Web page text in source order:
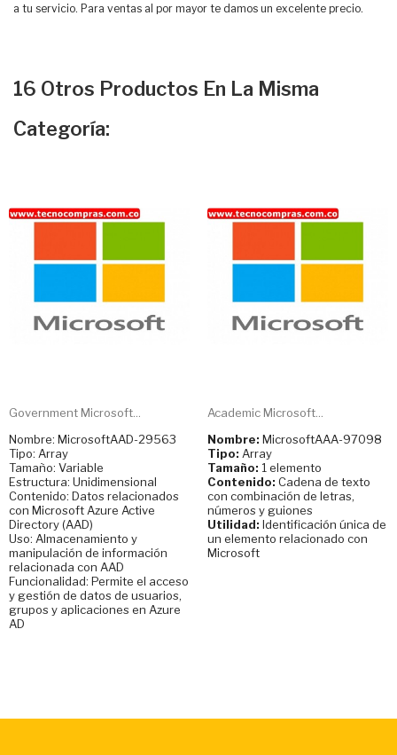
a tu servicio. Para ventas al por mayor te damos un excelente precio.
16 Otros Productos En La Misma
Categoría:
Government Microsoft...
Nombre: MicrosoftAAD-29563
Tipo: Array
Tamaño: Variable
Estructura: Unidimensional
Contenido: Datos relacionados
con Microsoft Azure Active
Directory (AAD)
Uso: Almacenamiento y
manipulación de información
relacionada con AAD
Funcionalidad: Permite el acceso
y gestión de datos de usuarios,
grupos y aplicaciones en Azure
AD
Academic Microsoft...
Nombre: MicrosoftAAA-97098
Tipo: Array
Tamaño: 1 elemento
Contenido: Cadena de texto
con combinación de letras,
números y guiones
Utilidad: Identificación única de
un elemento relacionado con
Microsoft